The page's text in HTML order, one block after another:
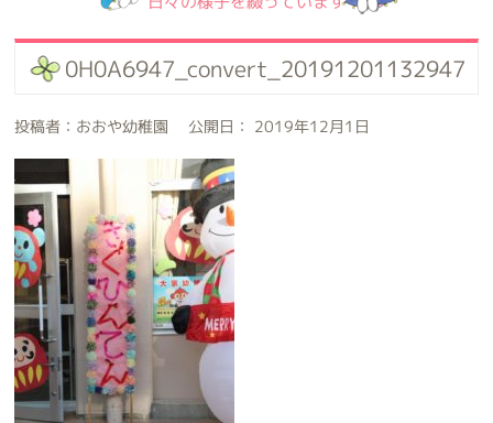
0H0A6947_convert_20191201132947
投稿者：おおや幼稚園 公開日： 2019年12月1日